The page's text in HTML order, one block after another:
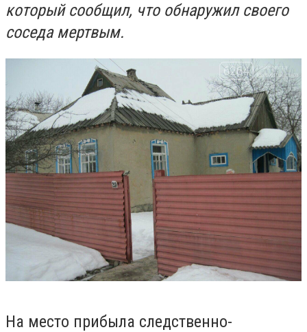
который сообщил, что обнаружил своего
соседа мертвым.
На место прибыла следственно-